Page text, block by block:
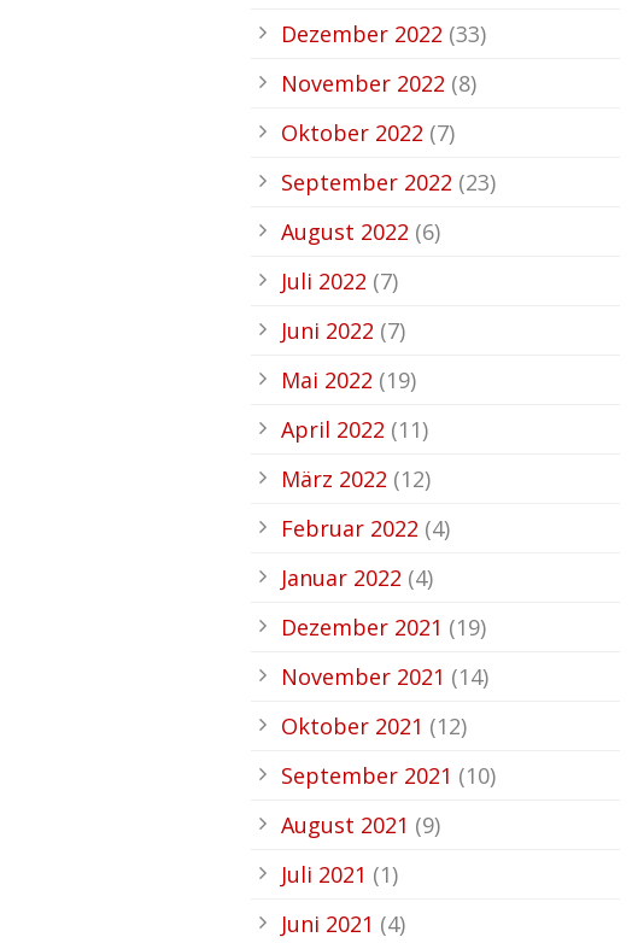
Dezember 2022 (33)
November 2022 (8)
Oktober 2022 (7)
September 2022 (23)
August 2022 (6)
Juli 2022 (7)
Juni 2022 (7)
Mai 2022 (19)
April 2022 (11)
März 2022 (12)
Februar 2022 (4)
Januar 2022 (4)
Dezember 2021 (19)
November 2021 (14)
Oktober 2021 (12)
September 2021 (10)
August 2021 (9)
Juli 2021 (1)
Juni 2021 (4)